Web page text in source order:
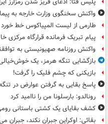
واکنش سخنگوی وزارت خارجه به
طارمی از لیست المپیاکوس خط خورد
پیام تبریک فرمانده قرارگاه مرکزی
واکنش روزنامه صهیونیستی به
بازگشایی تنگه هرمز، یک
بازیکنی که چشم فلیک را گرفت!
پاسخ بقایی به گرفتن عوارض در
رونالدو: بارسلونا من را ناامید کرد
کشف بقایای یک کشتی باستانی رومی
بقائی: اوکراین جبران نکند، جبران